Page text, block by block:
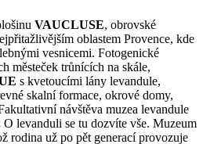
VAUCLUSE, obrovské
oblastem Provence, kde
vesnicemi. Fotogenické
městeček trůnících na skále,
s kvetoucími lány levandule,
skalní formace, okrové domy,
návštěva muzea levandule
O levanduli se tu dozvíte vše. Muzeum
rodina už po pět generací provozuje